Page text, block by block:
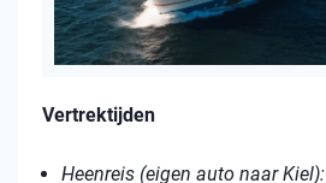
Vertrektijden
Heenreis (eigen auto naar Kiel):